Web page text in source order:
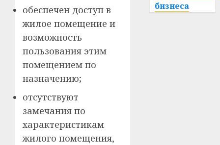
обеспечен доступ в
жилое помещение и
возможность
пользования этим
помещением по
назначению;
отсутствуют
замечания по
характеристикам
жилого помещения,
бизнеса